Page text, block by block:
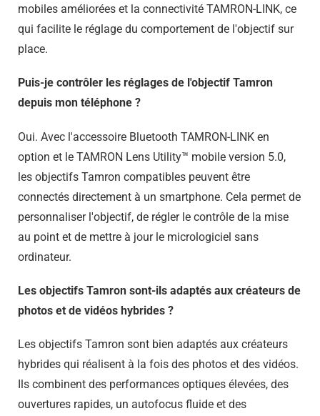
mobiles améliorées et la connectivité TAMRON-LINK, ce
qui facilite le réglage du comportement de l'objectif sur
place.
Puis-je contrôler les réglages de l'objectif Tamron
depuis mon téléphone ?
Oui. Avec l'accessoire Bluetooth TAMRON-LINK en
option et le TAMRON Lens Utility™ mobile version 5.0,
les objectifs Tamron compatibles peuvent être
connectés directement à un smartphone. Cela permet de
personnaliser l'objectif, de régler le contrôle de la mise
au point et de mettre à jour le micrologiciel sans
ordinateur.
Les objectifs Tamron sont-ils adaptés aux créateurs de
photos et de vidéos hybrides ?
Les objectifs Tamron sont bien adaptés aux créateurs
hybrides qui réalisent à la fois des photos et des vidéos.
Ils combinent des performances optiques élevées, des
ouvertures rapides, un autofocus fluide et des